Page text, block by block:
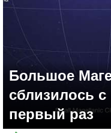
Большое
сблизилось
первый раз